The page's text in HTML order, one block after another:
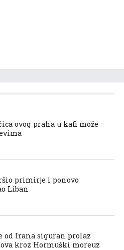
ovog praha u kafi može
primirje i ponovo
Liban
od Irana siguran prolaz
kroz Hormuški moreuz